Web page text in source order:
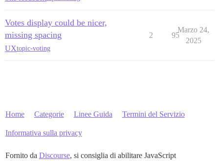
Votes display could be nicer,
missing spacing
UXtopic-voting
2 95
Marzo 24,
2025
Home Categorie Linee Guida Termini del Servizio
Informativa sulla privacy
Fornito da Discourse, si consiglia di abilitare JavaScript